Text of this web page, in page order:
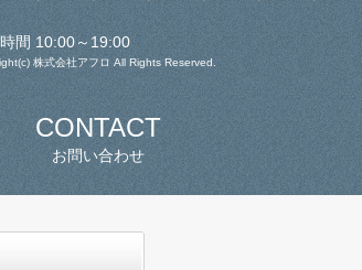
間 10:00～19:00
株式会社アフロ All Rights Reserved.
CONTACT
お問い合わせ